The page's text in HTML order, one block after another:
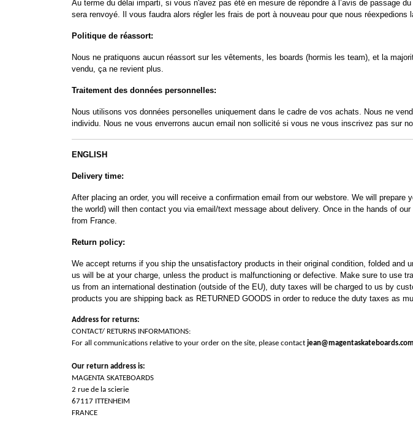
Au terme du délai imparti, si vous n'avez pas été en mesure de répondre à l’avis de passage
sera renvoyé. Il vous faudra alors régler les frais de port à nouveau pour que nous
Politique de réassort:
Nous ne pratiquons aucun réassort sur les vêtements, les boards (hormis les team), et la
vendu, ça ne revient plus.
Traitement des données personnelles:
Nous utilisons vos données personelles uniquement dans le cadre de vos achats. Nous ne
individu. Nous ne vous enverrons aucun email non sollicité si vous ne vous inscrivez pas sur
ENGLISH
Delivery time:
After placing an order, you will receive a confirmation email from our webstore. We will
the world) will then contact you via email/text message about delivery. Once in the hands of
from France.
Return policy:
We accept returns if you ship the unsatisfactory products in their original condition, folded
us will be at your charge, unless the product is malfunctioning or defective. Make sure to use
us from an international destination (outside of the EU), duty taxes will be charged to us by
products you are shipping back as RETURNED GOODS in order to reduce the duty taxes as
Address for returns:
CONTACT/ RETURNS INFORMATIONS:
For all communications relative to your order on the site, please contact jean@magentaskateboards.com
Our return address is:
MAGENTA SKATEBOARDS
2 rue de la scierie
67117 ITTENHEIM
FRANCE